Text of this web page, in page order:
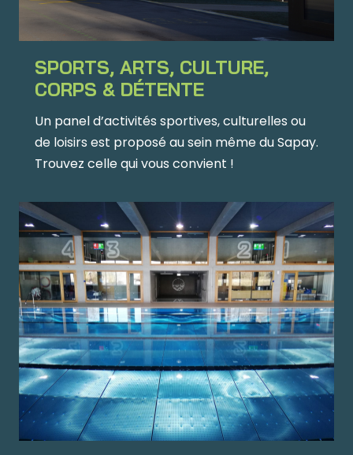
SPORTS, ARTS, CULTURE,
CORPS & DÉTENTE
Un panel d’activités sportives, culturelles ou
de loisirs est proposé au sein même du Sapay.
Trouvez celle qui vous convient !